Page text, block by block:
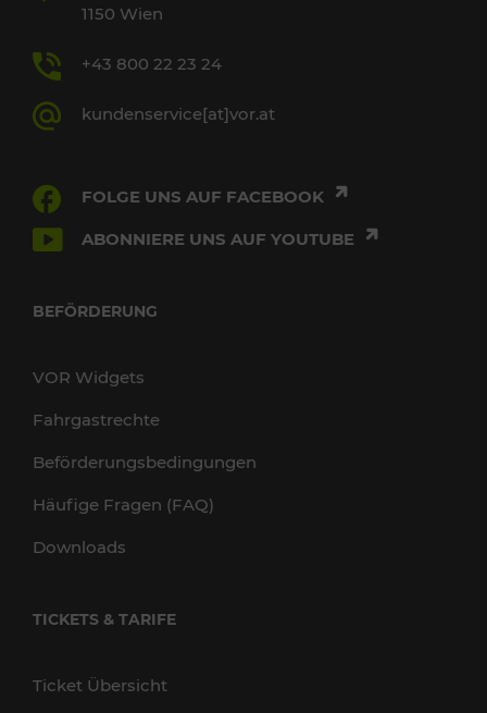
1150 Wien
+43 800 22 23 24
kundenservice[at]vor.at
FOLGE UNS AUF FACEBOOK
ABONNIERE UNS AUF YOUTUBE
BEFÖRDERUNG
VOR Widgets
Fahrgastrechte
Beförderungsbedingungen
Häufige Fragen (FAQ)
Downloads
TICKETS & TARIFE
Ticket Übersicht